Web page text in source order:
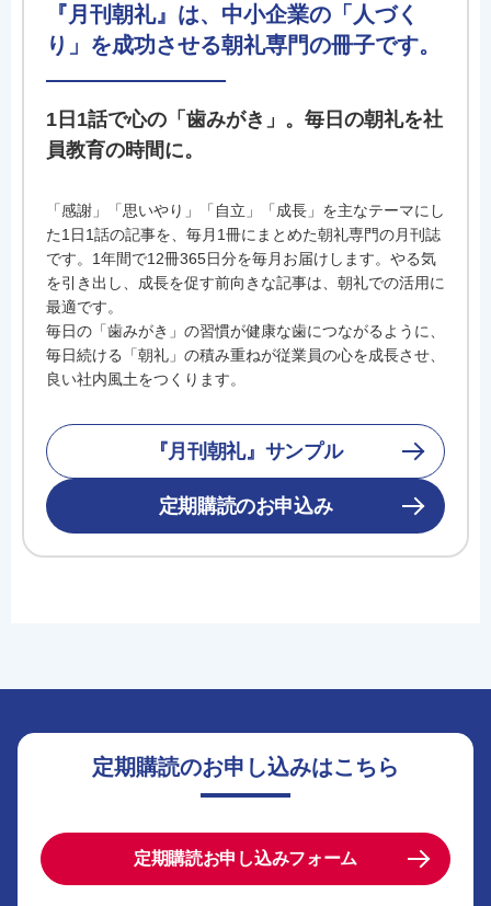
『月刊朝礼』は、中小企業の「人づく
り」を成功させる朝礼専門の冊子です。
1日1話で心の「歯みがき」。毎日の朝礼を社
員教育の時間に。
「感謝」「思いやり」「自立」「成長」を主なテーマにし
た1日1話の記事を、毎月1冊にまとめた朝礼専門の月刊誌
です。1年間で12冊365日分を毎月お届けします。やる気
を引き出し、成長を促す前向きな記事は、朝礼での活用に
最適です。
毎日の「歯みがき」の習慣が健康な歯につながるように、
毎日続ける「朝礼」の積み重ねが従業員の心を成長させ、
良い社内風土をつくります。
『月刊朝礼』サンプル
定期購読のお申込み
定期購読のお申し込みはこちら
定期購読お申し込みフォーム